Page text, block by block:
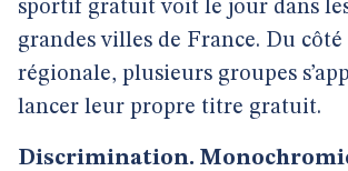
sportif gratuit voit le jour dans
grandes villes de France. Du côté
régionale, plusieurs groupes
lancer leur propre titre gratuit.
Discrimination.